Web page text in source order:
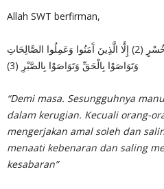
Allah SWT berfirman,
وَالْعَصْرِ (1) إِنَّ الْإِنْسَانَ لَفِي خُسْرٍ (2) إِلَّا الَّذِينَ آَمَنُوا وَعَمِلُوا الصَّالِحَاتِ
وَتَوَاصَوْا بِالْحَقِّ وَتَوَاصَوْا بِالصَّبْرِ (3)
“Demi masa. Sesungguhnya
dalam kerugian. Kecuali orang-
mengerjakan amal soleh dan
menaati kebenaran dan saling
kesabaran”